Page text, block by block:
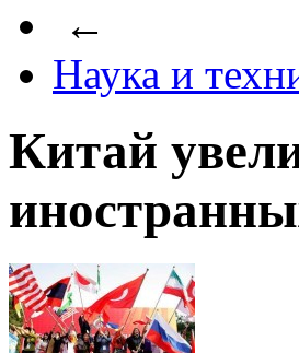
←
Наука и
Китай